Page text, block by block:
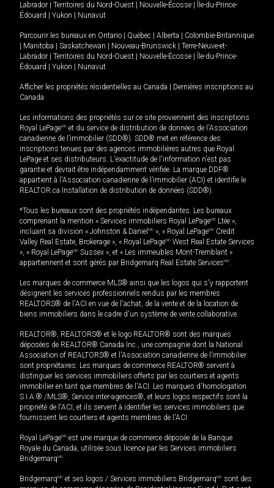
Labrador
Territoires du Nord-Ouest Nouvelle-Écosse
Île-du-Prince-
Édouard
Yukon Nunavut
Parcourir les bureaux en Ontario Québec Alberta
Colombie-Britannique
Manitoba Saskatchewan Nouveau-Brunswick
Terre-Neuve-et-
Labrador
Territoires du Nord-Ouest Nouvelle-Écosse
Île-du-Prince-
Édouard
Yukon Nunavut
Afficher les propriétés résidentielles au Canada
Dernières inscriptions au
Canada
Les informations des propriétés sur ce site proviennent des inscriptions
Royal LePageMD et du service de distribution de données de l'Association
canadienne de l’immobilier (SDD®). SDD® met en référence des
inscriptions tenues par des agences immobilières autres que Royal
LePage et ses distributeurs. L'exactitude de l'information n'est pas
garantie et devrait être indépendamment vérifiée. La marque DDF®
appartient à l'Association canadienne de l’immobilier (ACI) et identifie le
REALTOR.ca Installation de distribution de données (SDD®).
*Tous les bureaux sont des propriétés indépendantes. Les bureaux
comprenant la mention « Services immobiliers Royal LePageMD Ltée »,
incluant sa division « Johnston & Daniel MD », « Royal LePageMD Credit
Valley Real Estate, Brokerage », « Royal LePageMD West Real Estate Services
», « Royal LePageMD Sussex », et « Les immeubles Mont-Tremblant »
appartiennent et sont gérés par Bridgemarq Real Estate ServicesMD.
Les marques de commerce MLS® ainsi que les logos qui s'y rapportent
désignent les services professionnels rendus par les membres
REALTORS® de l'ACI en vue de l'achat, de la vente et de la location de
biens immobiliers dans le cadre d'un système de vente collaborative.
REALTOR®, REALTORS® et le logo REALTOR® sont des marques
déposées de REALTOR® Canada Inc., une compagnie dont la National
Association of REALTORS® et l'Association canadienne de l’immobilier
sont propriétaires. Les marques de commerce REALTOR® servent à
distinguer les services immobiliers offerts par les courtiers et agents
immobilier en tant que membres de l'ACI. Les marques d'homologation
S.I.A.® /MLS®, Service inter-agences®, et leurs logos respectifs sont la
propriété de l'ACI, et ils servent à identifier les services immobiliers que
fournissent les courtiers et agents membres de l'ACI.
Royal LePageMD est une marque de commerce déposée de la Banque
Royale du Canada, utilisée sous licence par les Services immobiliers
BridgemarqMD.
BridgemarqMD et ses logos / Services immobiliers BridgemarqMD sont des